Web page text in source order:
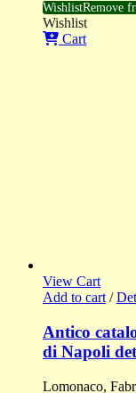
WishlistRemove
Wishlist
Cart
View Cart
Add to cart /
Antico
di Napoli
Lomonaco,